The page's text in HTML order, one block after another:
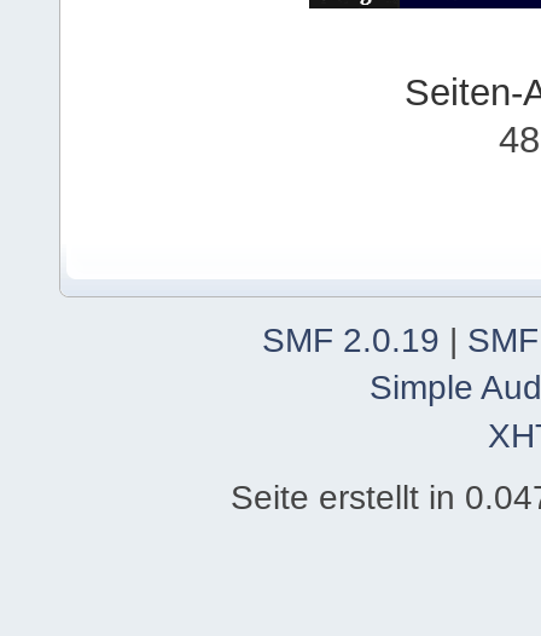
Seiten-
SMF 2.0.19
Simple
Seite erstellt in